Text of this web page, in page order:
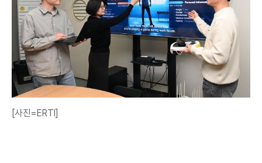
[사진=ERTI]